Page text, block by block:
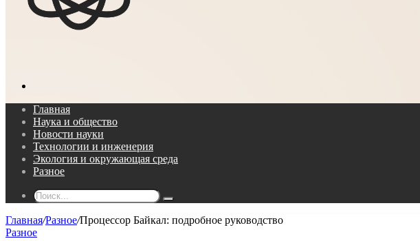
Главная
Наука и общество
Новости науки
Технологии и инженерия
Экология и окружающая среда
Разное
Поиск...
Главная/Разное/Процессор Байкал: подробное руководство
Разное